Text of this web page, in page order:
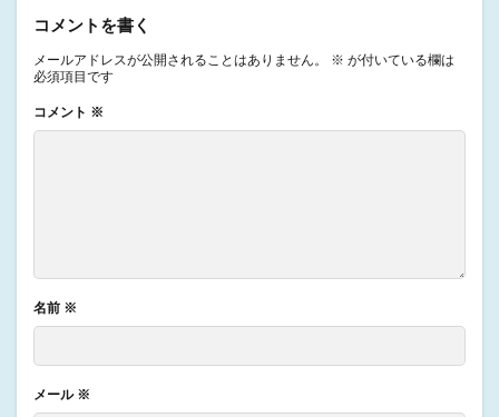
コメントを書く
メールアドレスが公開されることはありません。 ※ が付いている欄は
必須項目です
コメント ※
名前 ※
メール ※